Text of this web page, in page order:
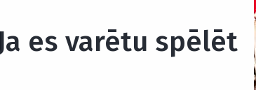
es varētu spēlēt